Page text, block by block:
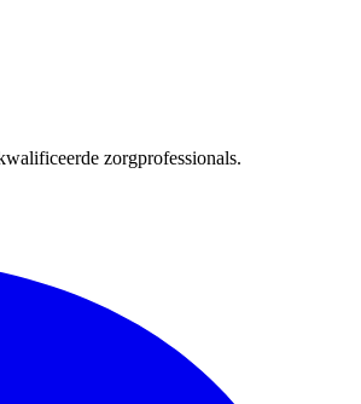
zorgprofessionals.